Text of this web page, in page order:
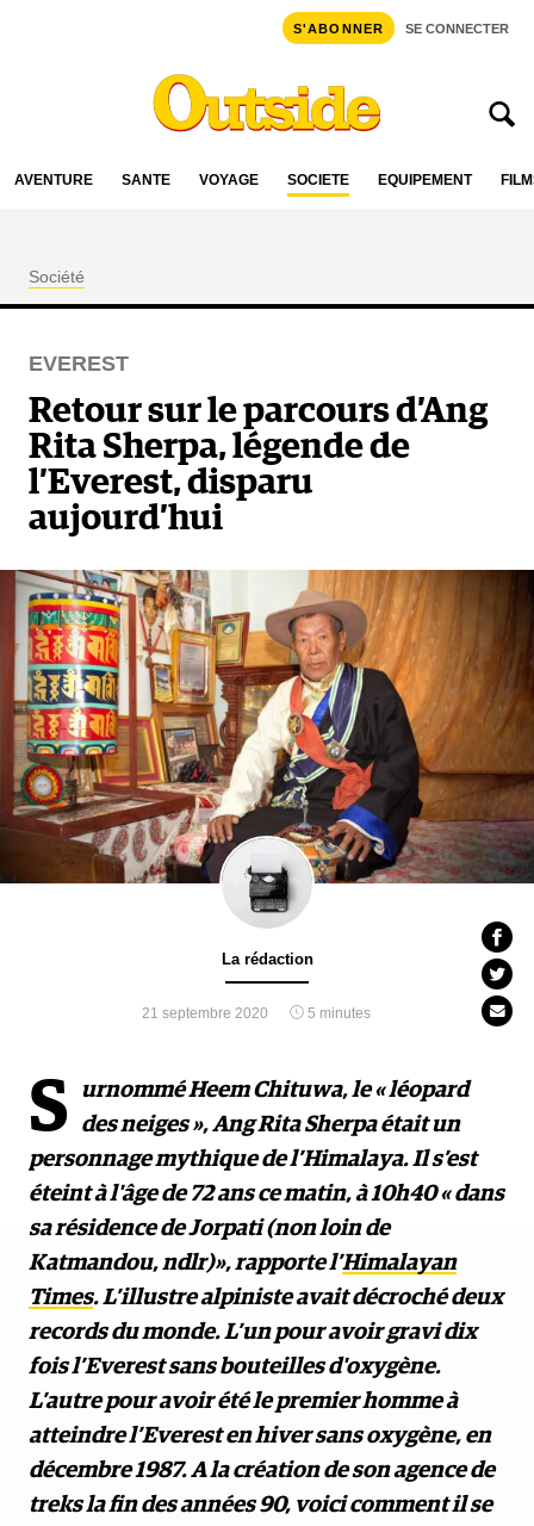
S'ABONNER SE CONNECTER
AVENTURE SANTÉ VOYAGE SOCIÉTÉ ÉQUIPEMENT
Société
EVEREST
Retour sur le parcours d’Ang
Rita Sherpa, légende de
l’Everest, disparu
aujourd’hui
La rédaction
21 septembre 2020 5 minutes
S
urnommé Heem Chituwa, le « léopard
des neiges », Ang Rita Sherpa était un
personnage mythique de l’Himalaya. Il s’est
éteint à l'âge de 72 ans ce matin, à 10h40 « dans
sa résidence de Jorpati (non loin de
Katmandou, ndlr)», rapporte l’Himalayan
Times. L’illustre alpiniste avait décroché deux
records du monde. L’un pour avoir gravi dix
fois l’Everest sans bouteilles d'oxygène.
L’autre pour avoir été le premier homme à
atteindre l’Everest en hiver sans oxygène, en
décembre 1987. A la création de son agence de
treks la fin des années 90, voici comment il se